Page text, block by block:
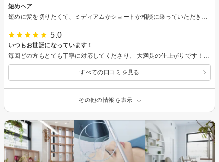
短めヘア
5.0
いつもお世話になっています！
すべての口コミを見る
その他の情報を表示